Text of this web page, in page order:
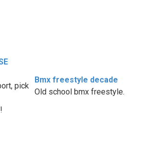
pick
Bmx freestyle decade
Old school bmx freestyle.